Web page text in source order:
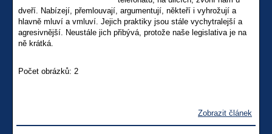
dveří. Nabízejí, přemlouvají, argumentují, někteří i vyhrožují a
hlavně mluví a vmluví. Jejich praktiky jsou stále vychytralejší a
agresivnější. Neustále jich přibývá, protože naše legislativa je na
ně krátká.
Počet obrázků: 2
Zobrazit článek